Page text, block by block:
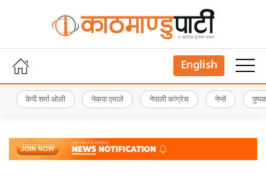
English
केपी शर्मा ओली नेकपा एमाले नेपाली कांग्रेस नेप्से